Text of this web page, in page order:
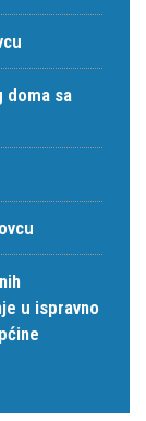
doma sa
u ispravno